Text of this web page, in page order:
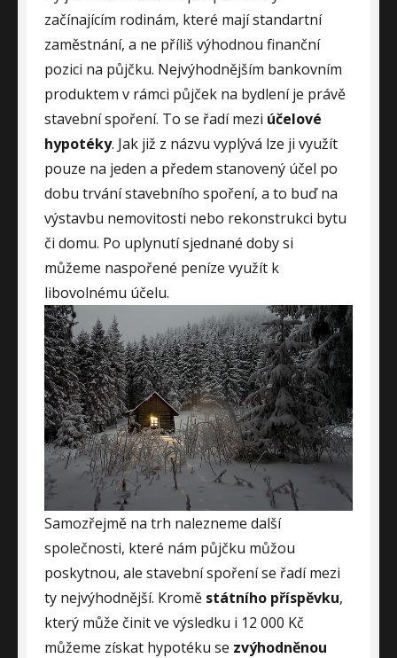
začínajícím rodinám, které mají standartní
zaměstnání, a ne příliš výhodnou finanční
pozici na půjčku. Nejvýhodnějším bankovním
produktem v rámci půjček na bydlení je právě
stavební spoření. To se řadí mezi účelové
hypotéky. Jak již z názvu vyplývá lze ji využít
pouze na jeden a předem stanovený účel po
dobu trvání stavebního spoření, a to buď na
výstavbu nemovitosti nebo rekonstrukci bytu
či domu. Po uplynutí sjednané doby si
můžeme naspořené peníze využít k
libovolnému účelu.
Samozřejmě na trh nalezneme další
společnosti, které nám půjčku můžou
poskytnou, ale stavební spoření se řadí mezi
ty nejvýhodnější. Kromě státního příspěvku,
který může činit ve výsledku i 12 000 Kč
můžeme získat hypotéku se zvýhodněnou